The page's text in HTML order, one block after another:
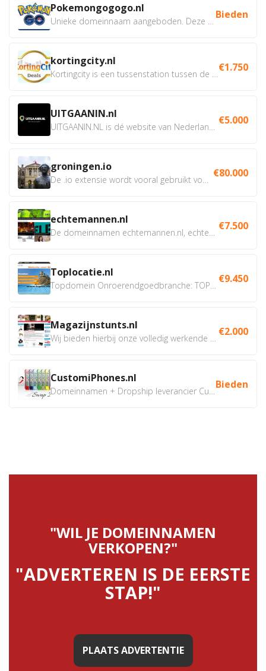
Pokemongogogo.nl Bieden
kortingcity.nl €1.750
UITGAANIN.nl €5.000
groningen.io €80.000
echtemannen.nl €7.500
Toplocatie.nl €9.450
Magazijnstunts.nl €2.000
CustomiPhones.nl Bieden
"WIL JE DOMEINNAMEN
VERKOPEN?"
"ADVERTEREN IS DE EERSTE
STAP!"
PLAATS ADVERTENTIE